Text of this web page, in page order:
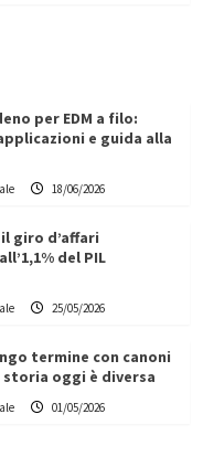
per EDM a filo:
e guida alla
18/06/2026
giro d’affari
del PIL
25/05/2026
termine con canoni
oggi è diversa
01/05/2026